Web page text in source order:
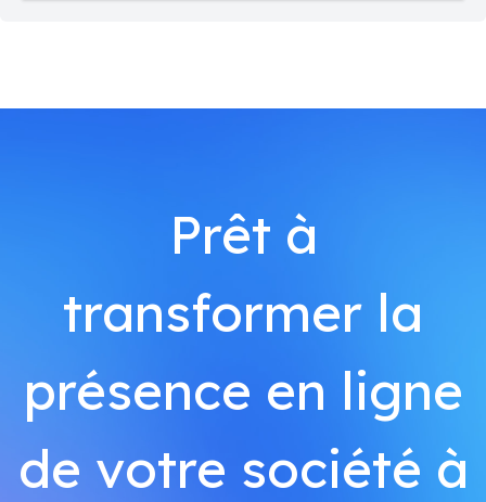
Prêt à
transformer la
présence en ligne
de votre société à